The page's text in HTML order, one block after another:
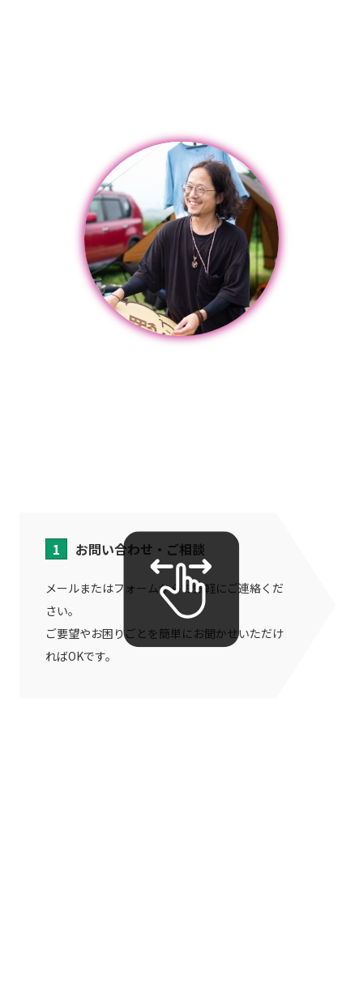
お問い合わせ・ご相談
メールまたはフォームからお気軽にご連絡くだ
さい。
ご要望やお困りごとを簡単にお聞かせいただけ
ればOKです。